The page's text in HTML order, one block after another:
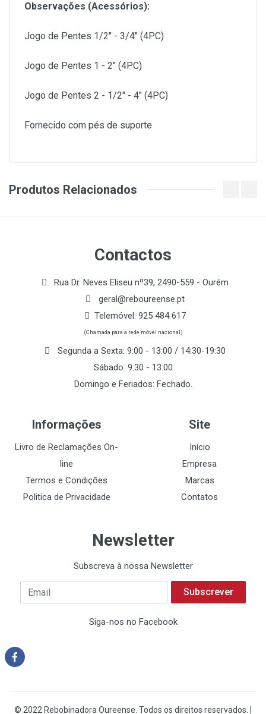
Observações (Acessórios):
Jogo de Pentes 1/2" - 3/4" (4PC)
Jogo de Pentes 1 - 2" (4PC)
Jogo de Pentes 2 - 1/2" - 4" (4PC)
Fornecido com pés de suporte
Produtos Relacionados
Contactos
Rua Dr. Neves Eliseu nº39, 2490-559 - Ourém
geral@reboureense.pt
Telemóvel: 925 484 617
(Chamada para a rede móvel nacional)
Segunda a Sexta: 9:00 - 13:00 / 14:30-19:30
Sábado: 9:30 - 13:00
Domingo e Feriados: Fechado.
Informações
Livro de Reclamações On-
line
Termos e Condições
Politica de Privacidade
Site
Início
Empresa
Marcas
Contatos
Newsletter
Subscreva à nossa Newsletter
Subscrever
Siga-nos no Facebook
© 2022 Rebobinadora Oureense. Todos os direitos reservados. |